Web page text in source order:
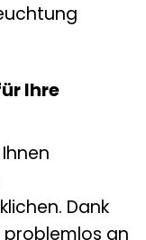
Ihre
Ihnen
Dank
problemlos an